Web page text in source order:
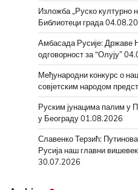
Изложба „Руско културно
Библиотеци града
Амбасада Русије: Државе
одговорност за “Олују”
Међународни конкурс о
совјетским народом
Руским јунацима палим у
у Београду01.08.2026
Славенко Терзић: Путинова
Русија наш главни
30.07.2026